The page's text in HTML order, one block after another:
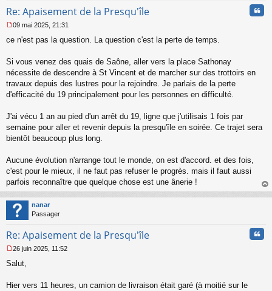
Re: Apaisement de la Presqu'île
e
s
a
g
e
n
n
u
09 mai 2025, 21:31
ce n'est pas la question. La question c'est la perte de temps.
Si vous venez des quais de Saône, aller vers la place Sathonay
nécessite de descendre à St Vincent et de marcher sur des trottoirs en
travaux depuis des lustres pour la rejoindre. Je parlais de la perte
d'efficacité du 19 principalement pour les personnes en difficulté.
J'ai vécu 1 an au pied d'un arrêt du 19, ligne que j'utilisais 1 fois par
semaine pour aller et revenir depuis la presqu'île en soirée. Ce trajet sera
bientôt beaucoup plus long.
Aucune évolution n'arrange tout le monde, on est d'accord. et des fois,
c'est pour le mieux, il ne faut pas refuser le progrès. mais il faut aussi
parfois reconnaître que quelque chose est une ânerie !
au
nanar
Passager
Re: Apaisement de la Presqu'île
e
s
26 juin 2025, 11:52
Salut,
Hier vers 11 heures, un camion de livraison était garé (à moitié sur le